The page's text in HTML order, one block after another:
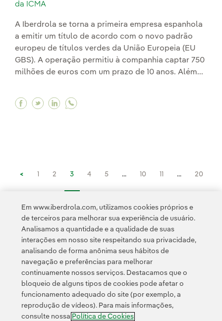
da ICMA
A Iberdrola se torna a primeira empresa espanhola
a emitir um título de acordo com o novo padrão
europeu de títulos verdes da União Europeia (EU
GBS). A operação permitiu à companhia captar 750
milhões de euros com um prazo de 10 anos. Além...
Facebook Iberdrola é a primeira empresa do
Twitter Iberdrola é a primeira empresa do
Linkedin Iberdrola é a primeira
< 1 2 3 4 5 ... 10 11 ... 20
Contato Clientes Política de Privacidade Informação legal
Transparência no uso da IA Política de cookies Configuração de cookies
Acessibilidade Canal de denúncias
Em www.iberdrola.com, utilizamos cookies próprios e
de terceiros para melhorar sua experiência de usuário.
Analisamos a quantidade e a qualidade de suas
interações em nosso site respeitando sua privacidade,
analisando de forma anônima seus hábitos de
navegação e preferências para melhorar
continuamente nossos serviços. Destacamos que o
bloqueio de alguns tipos de cookies pode afetar o
funcionamento adequado do site (por exemplo, a
reprodução de vídeos). Para mais informações,
consulte nossa Política de Cookies